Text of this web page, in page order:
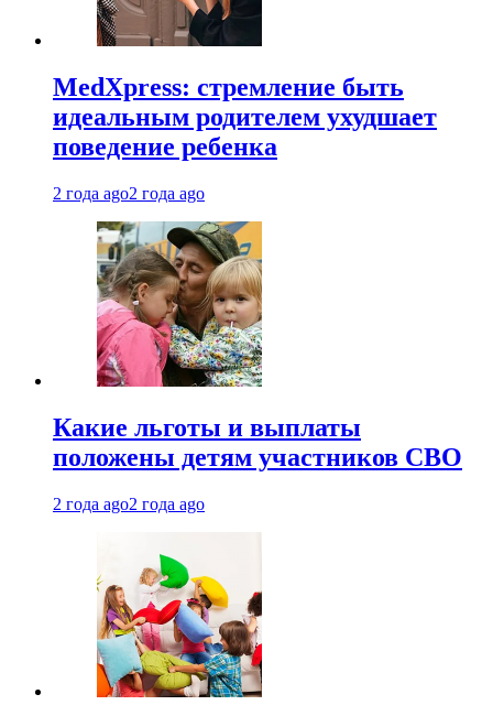
MedXpress: стремление быть
идеальным родителем ухудшает
поведение ребенка
2 года ago2 года ago
Какие льготы и выплаты
положены детям участников СВО
2 года ago2 года ago